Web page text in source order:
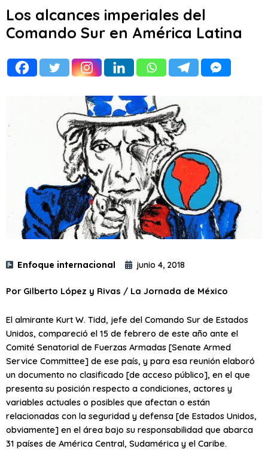
Los alcances imperiales del
Comando Sur en América Latina
Enfoque internacional junio 4, 2018
Por Gilberto López y Rivas / La Jornada de México
El almirante Kurt W. Tidd, jefe del Comando Sur de Estados
Unidos, compareció el 15 de febrero de este año ante el
Comité Senatorial de Fuerzas Armadas [Senate Armed
Service Committee] de ese país, y para esa reunión elaboró
un documento no clasificado [de acceso público], en el que
presenta su posición respecto a condiciones, actores y
variables actuales o posibles que afectan o están
relacionadas con la seguridad y defensa [de Estados Unidos,
obviamente] en el área bajo su responsabilidad que abarca
31 países de América Central, Sudamérica y el Caribe.